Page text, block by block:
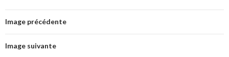
Image précédente
Image suivante